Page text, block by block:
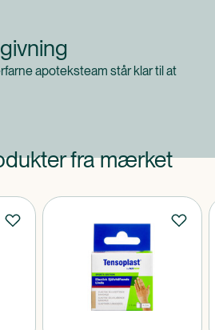
apoteksteam står klar til at
fra mærket